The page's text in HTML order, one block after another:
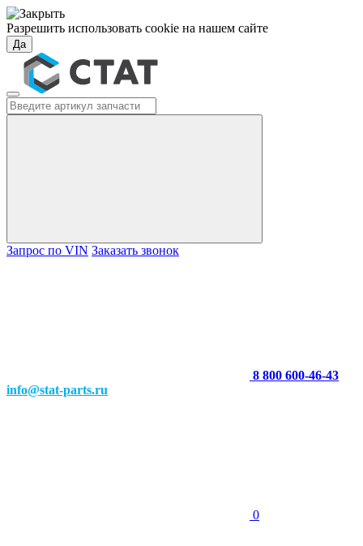
Разрешить использовать cookie на нашем сайте
Да
Запрос по VIN Заказать звонок
8 800 600-46-43
info@stat-parts.ru
0